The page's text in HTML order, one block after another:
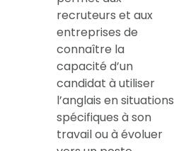
recruteurs et aux
entreprises de
connaître la
capacité d’un
candidat à utiliser
l’anglais en situations
spécifiques à son
travail ou à évoluer